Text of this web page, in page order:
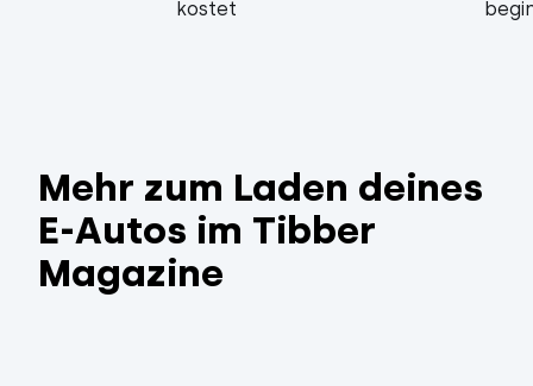
kostet
Mehr zum Laden deines
E-Autos im Tibber
Magazine